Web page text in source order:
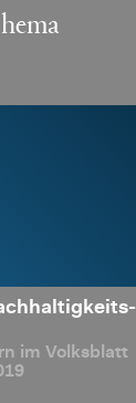
im Volks­blatt